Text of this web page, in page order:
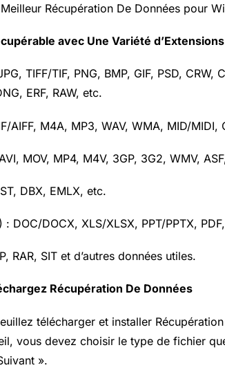
Récupération De Données pour
avec Une Variété
TIFF/TIF, PNG, BMP, GIF, PSD, CRW,
ERF, RAW, etc.
AIFF, M4A, MP3, WAV, WMA, MID/MIDI,
MOV, MP4, M4V, 3GP, 3G2, WMV,
DBX, EMLX, etc.
: DOC/DOCX, XLS/XLSX, PPT/PPTX,
RAR, SIT et d’autres données utiles.
Récupération De Données
télécharger et installer
vous devez choisir le type de fichier
».